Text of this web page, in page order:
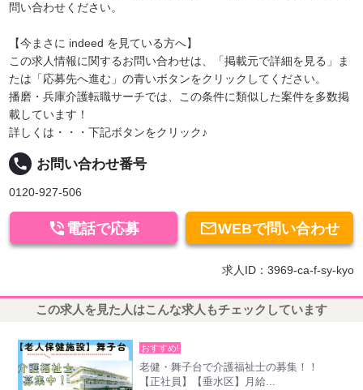
問い合わせください。
【今まさに indeed を見ている方へ】
この求人情報に関するお問い合わせは、「掲載元で詳細を見る」ま
たは「応募先へ進む」の青いボタンをクリックしてください。
播磨・兵庫介護転職サーチでは、この条件に類似した案件を多数掲
載しています！
詳しくは・・・下記ボタンをクリック♪
local_phone お問い合わせ番号
0120-927-506
WEBで問い合わせ
 電話で応募
求人ID：3969-ca-f-sy-kyo
この求人を見た人はこんな求人もチェックしています
おすすめ!
老健・舞子台で介護福祉士の募集！！
【正社員】【垂水区】月給...